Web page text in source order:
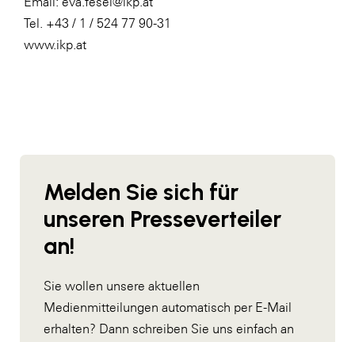
Tel. +43 / 1 / 524 77 90-31
www.ikp.at
Melden Sie sich für
unseren Presseverteiler
an!
Sie wollen unsere aktuellen
Medienmitteilungen automatisch per E-Mail
erhalten? Dann schreiben Sie uns einfach an